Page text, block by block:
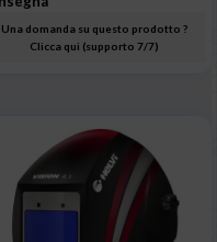
Una domanda su questo prodotto ?
Clicca qui (supporto 7/7)